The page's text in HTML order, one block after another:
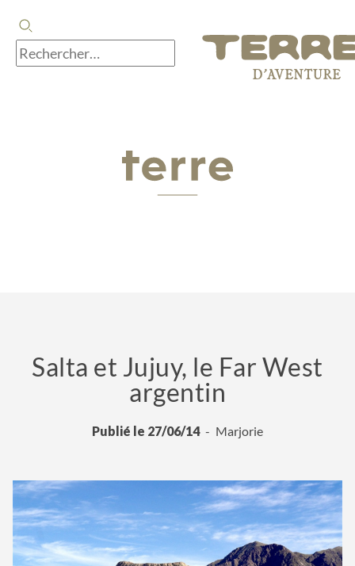
Salta et Jujuy, le Far West
argentin
Publié le 27/06/14 Marjorie